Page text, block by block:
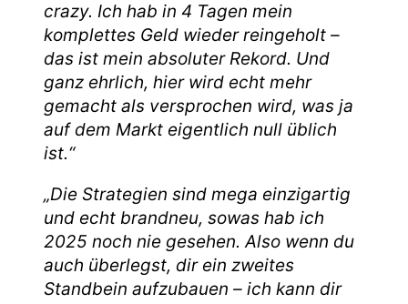
crazy. Ich hab in 4 Tagen mein
komplettes Geld wieder reingeholt –
das ist mein absoluter Rekord. Und
ganz ehrlich, hier wird echt mehr
gemacht als versprochen wird, was ja
auf dem Markt eigentlich null üblich
ist.“
„Die Strategien sind mega einzigartig
und echt brandneu, sowas hab ich
2025 noch nie gesehen. Also wenn du
auch überlegst, dir ein zweites
Standbein aufzubauen – ich kann dir